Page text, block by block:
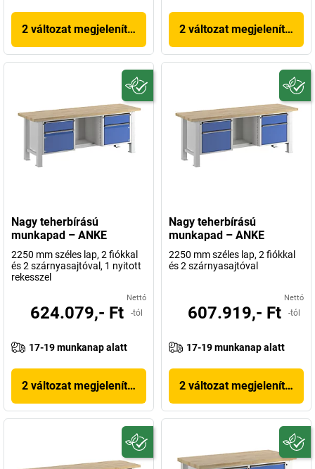
2 változat megjelenítése 2 változat megjelenítése
Nagy teherbírású
munkapad – ANKE
2250 mm széles lap, 2 fiókkal
és 2 szárnyasajtóval, 1 nyitott
rekesszel
Nettó
624.079,- Ft -tól
17-19 munkanap alatt
2 változat megjelenítése
Nagy teherbírású
munkapad – ANKE
2250 mm széles lap, 2 fiókkal
és 2 szárnyasajtóval
Nettó
607.919,- Ft -tól
17-19 munkanap alatt
2 változat megjelenítése